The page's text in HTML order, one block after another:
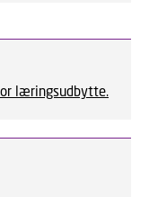
læringsudbytte.